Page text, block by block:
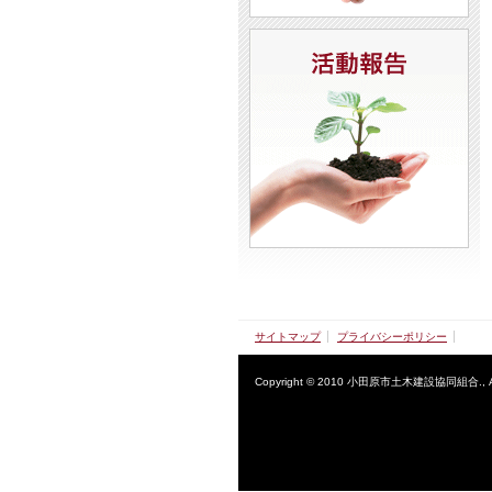
サイトマップ プライバシーポリシー
Copyright © 2010 小田原市土木建設協同組合.,